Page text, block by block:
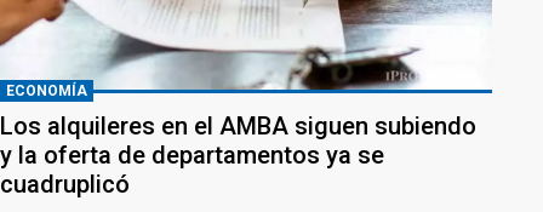
ECONOMÍA
Los alquileres en el AMBA siguen subiendo
y la oferta de departamentos ya se
cuadruplicó